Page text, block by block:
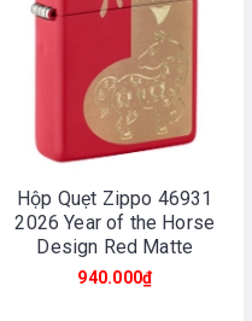
Hộp Quẹt Zippo 46931
2026 Year of the Horse
Design Red Matte
940.000₫